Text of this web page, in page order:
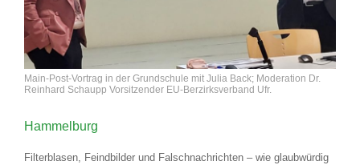
Main-Post-Vortrag in der Grundschule mit Julia Back; Moderation Dr.
Reinhard Schaupp Vorsitzender EU-Berzirksverband Ufr.
Hammelburg
Filterblasen, Feindbilder und Falschnachrichten – wie glaubwürdig